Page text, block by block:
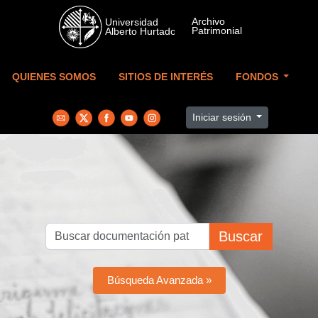
Skip to main content
QUIENES SOMOS SITIOS DE INTERÉS FONDOS
Iniciar sesión
Buscar
Búsqueda Avanzada »